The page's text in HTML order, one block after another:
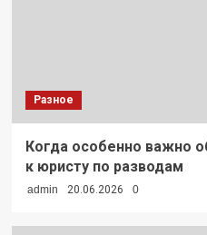
Разное
Когда особенно важно
к юристу по разводам
admin 20.06.2026 0